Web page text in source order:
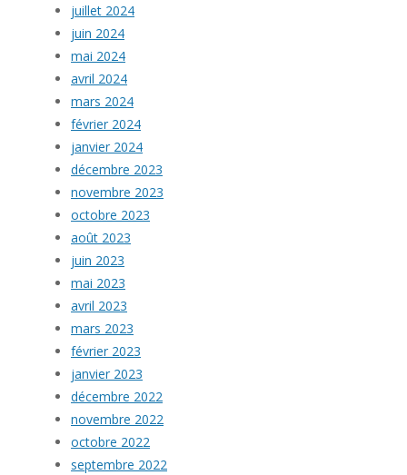
juillet 2024
juin 2024
mai 2024
avril 2024
mars 2024
février 2024
janvier 2024
décembre 2023
novembre 2023
octobre 2023
août 2023
juin 2023
mai 2023
avril 2023
mars 2023
février 2023
janvier 2023
décembre 2022
novembre 2022
octobre 2022
septembre 2022